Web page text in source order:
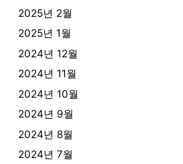
2025년 2월
2025년 1월
2024년 12월
2024년 11월
2024년 10월
2024년 9월
2024년 8월
2024년 7월